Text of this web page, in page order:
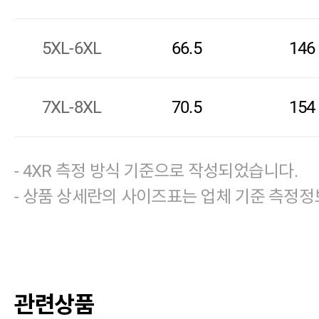
5XL-6XL 66.5 146
7XL-8XL 70.5 154
- 4XR 측정 방식 기준으로 작성되었습니다.
- 상품 상세란의 사이즈표는 업체 기준 측정정
관련상품